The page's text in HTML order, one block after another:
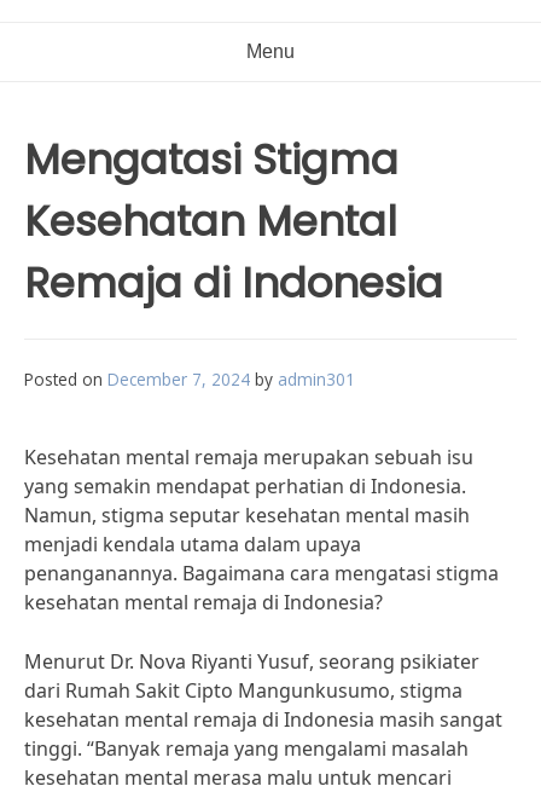
Menu
Mengatasi Stigma
Kesehatan Mental
Remaja di Indonesia
Posted on December 7, 2024 by admin301
Kesehatan mental remaja merupakan sebuah isu
yang semakin mendapat perhatian di Indonesia.
Namun, stigma seputar kesehatan mental masih
menjadi kendala utama dalam upaya
penanganannya. Bagaimana cara mengatasi stigma
kesehatan mental remaja di Indonesia?
Menurut Dr. Nova Riyanti Yusuf, seorang psikiater
dari Rumah Sakit Cipto Mangunkusumo, stigma
kesehatan mental remaja di Indonesia masih sangat
tinggi. “Banyak remaja yang mengalami masalah
kesehatan mental merasa malu untuk mencari